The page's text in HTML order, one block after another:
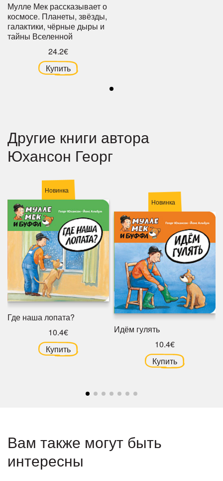
Мулле Мек рассказывает о
космосе. Планеты, звёзды,
галактики, чёрные дыры и
тайны Вселенной
24.2€
Купить
Другие книги автора
Юхансон Георг
Новинка
Где наша лопата?
10.4€
Купить
Новинка
Идём гулять
10.4€
Купить
Вам также могут быть
интересны